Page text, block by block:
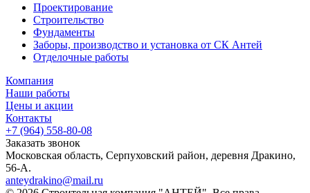
Проектирование
Строительство
Фундаменты
Заборы, производство и установка от СК Антей
Отделочные работы
Компания
Наши работы
Цены и акции
Контакты
+7 (964) 558-80-08
Заказать звонок
Московская область, Серпуховский район, деревня Дракино,
56-А.
anteydrakino@mail.ru